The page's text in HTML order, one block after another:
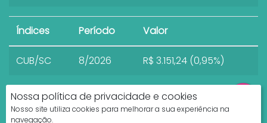
Nossa política de privacidade e cookies
Nosso site utiliza cookies para melhorar a sua experiência na
navegação.
Índices Período Valor
CUB/SC 8/2026 R$ 3.151,24 (0,95%)